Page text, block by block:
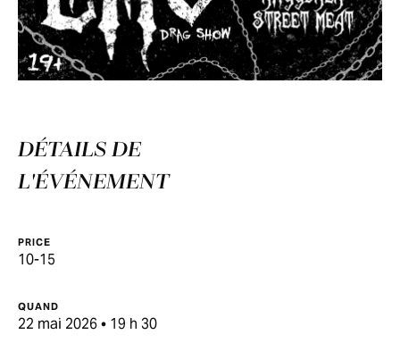
DÉTAILS DE
L'ÉVÉNEMENT
PRICE
10-15
QUAND
22 mai 2026 • 19 h 30